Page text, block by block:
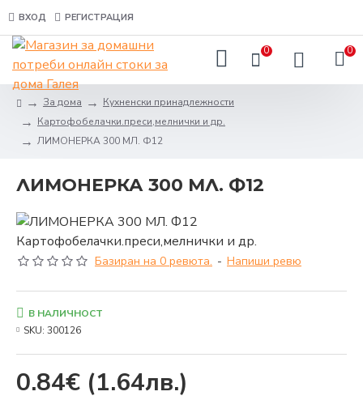
ВХОД РЕГИСТРАЦИЯ
0 0
За дома
Кухненски принадлежности
Картофобелачки.преси,мелнички и др.
ЛИМОНЕРКА 300 МЛ. Ф12
ЛИМОНЕРКА 300 МЛ. Ф12
Базиран на 0 ревюта. - Напиши ревю
0.84€ (1.64лв.)
В НАЛИЧНОСТ
SKU: 300126